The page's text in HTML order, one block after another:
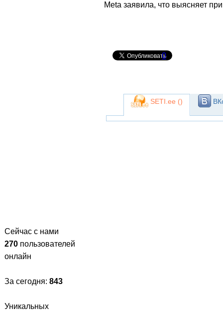
Сейчас с нами
270 пользователей
онлайн
За сегодня: 843
Уникальных
Meta заявила, что выясняет
0
SETI.ee ()